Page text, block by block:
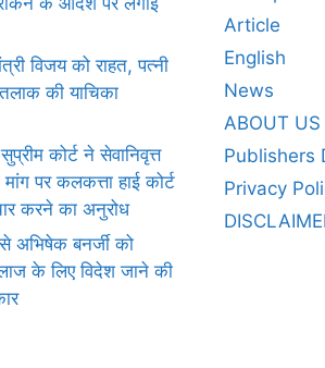
विजय को राहत, पत्नी
की याचिका
कोर्ट ने सेवानिवृत्त
मांग पर कलकत्ता हाई कोर्ट
करने का अनुरोध
अभिषेक बनर्जी को
के लिए विदेश जाने की
Article
English
News
ABOUT US
Publishers
Privacy